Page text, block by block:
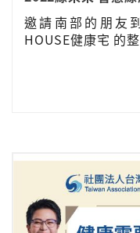
邀請南部的朋友
HOUSE健康宅 的